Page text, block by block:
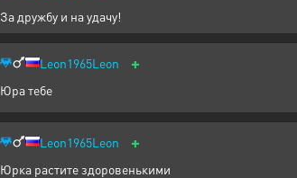
За дружбу и на удачу!
Leon1965Leon +
Юра тебе
Leon1965Leon +
Юрка растите здоровенькими